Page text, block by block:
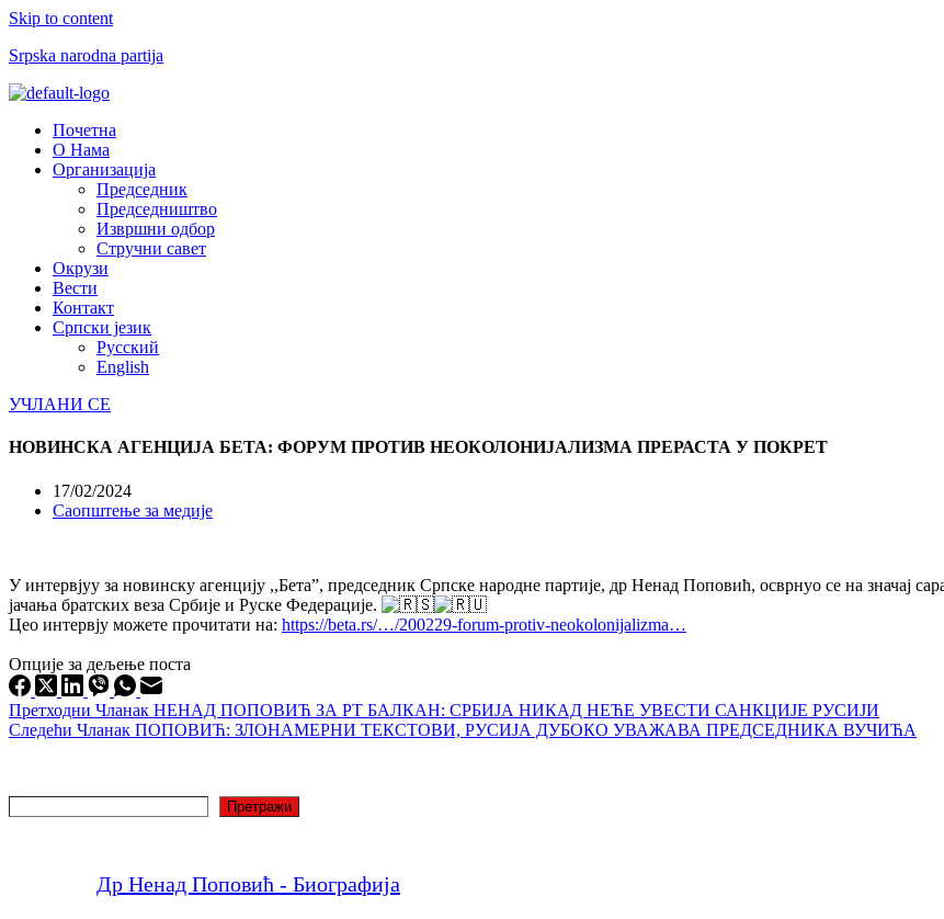
Skip to content
Srpska narodna partija
Menu
Почетна
О Нама
Организација
Председник
Председништво
Извршни одбор
Стручни савет
Окрузи
Вести
Контакт
Српски језик
Русский
English
УЧЛАНИ СЕ
НОВИНСКА АГЕНЦИЈА БЕТА: ФОРУМ ПРОТИВ НЕОКОЛОНИЈАЛИЗМА ПРЕРАСТА У ПОКРЕТ
17/02/2024
Саопштење за медије
У интервјуу за новинску агенцију ,,Бета”, председник Српске народне партије, др Ненад Поповић, осврнуо се на значај
јачања братских веза Србије и Руске Федерације.
Цео интервју можете прочитати на: https://beta.rs/…/200229-forum-protiv-neokolonijalizma…
Опције за дељење поста
Претходни Чланак НЕНАД ПОПОВИЋ ЗА РТ БАЛКАН: СРБИЈА НИКАД НЕЋЕ УВЕСТИ САНКЦИЈЕ РУСИЈИ
Следећи Чланак ПОПОВИЋ: ЗЛОНАМЕРНИ ТЕКСТОВИ, РУСИЈА ДУБОКО УВАЖАВА ПРЕДСЕДНИКА ВУЧИЋА
Претражи
Др Ненад Поповић - Биографија